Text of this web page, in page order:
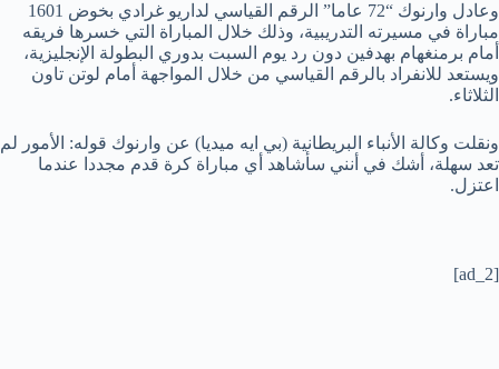
وعادل وارنوك “72 عاما” الرقم القياسي لداريو غرادي بخوض 1601
مباراة في مسيرته التدريبية، وذلك خلال المباراة التي خسرها فريقه
أمام برمنغهام بهدفين دون رد يوم السبت بدوري البطولة الإنجليزية،
ويستعد للانفراد بالرقم القياسي من خلال المواجهة أمام لوتن تاون
الثلاثاء.
ونقلت وكالة الأنباء البريطانية (بي ايه ميديا) عن وارنوك قوله: الأمور لم
تعد سهلة، أشك في أنني سأشاهد أي مباراة كرة قدم مجددا عندما
اعتزل.
[ad_2]